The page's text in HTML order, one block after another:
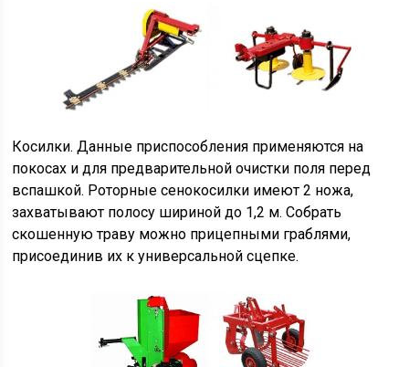
Косилки. Данные приспособления применяются на
покосах и для предварительной очистки поля перед
вспашкой. Роторные сенокосилки имеют 2 ножа,
захватывают полосу шириной до 1,2 м. Собрать
скошенную траву можно прицепными граблями,
присоединив их к универсальной сцепке.